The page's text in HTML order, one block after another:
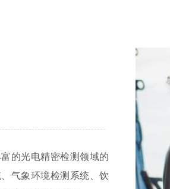
的光电精密检测领域的
气象环境检测系统、饮